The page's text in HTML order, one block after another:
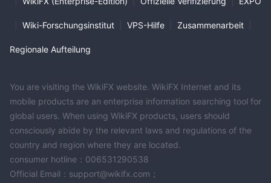
Wiki-Forschungsinstitut VPS-Hilfe Zusammenarbeit
Regionale Aufteilung
You are visiting the WikiFX website. WikiFX Internet and its
mobile products are an enterprise information searching tool for
global users. When using WikiFX products, users should
consciously abide by the relevant laws and regulations of the
country and region where they are located.
consumer hotline：006531290538
Official Email：support@wikifx.com；